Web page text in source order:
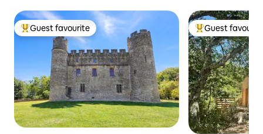
Top guest favourite
Guest favourite Top guest
Guest